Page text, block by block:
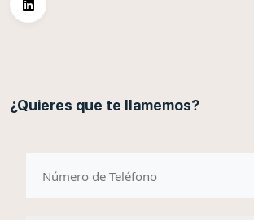
¿Quieres que te llamemos?